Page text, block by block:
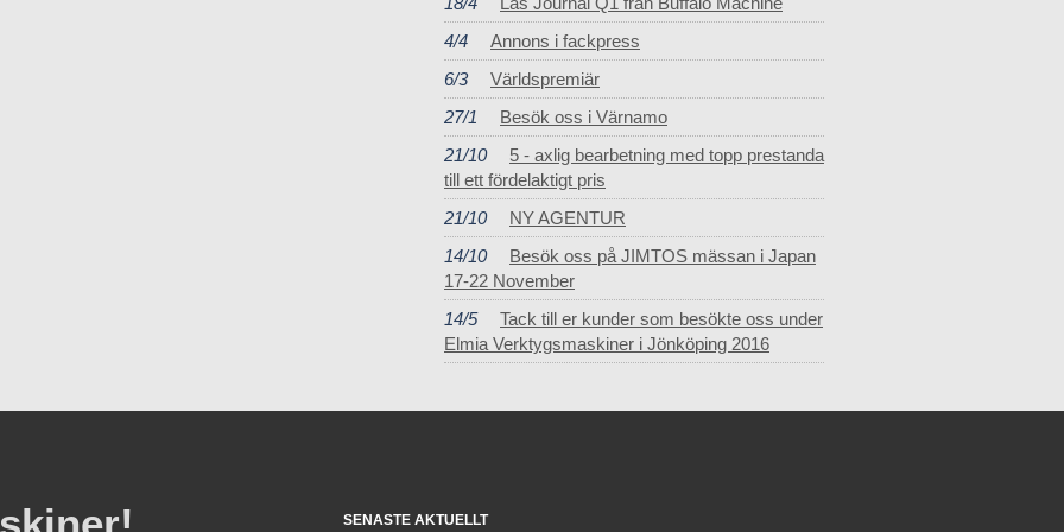
4/4
Annons i fackpress
6/3
Världspremiär
27/1
Besök oss i Värnamo
21/10
5 - axlig bearbetning med topp prestanda
till ett fördelaktigt pris
21/10
NY AGENTUR
14/10
Besök oss på JIMTOS mässan i Japan
17-22 November
14/5
Tack till er kunder som besökte oss under
Elmia Verktygsmaskiner i Jönköping 2016
SENASTE AKTUELLT